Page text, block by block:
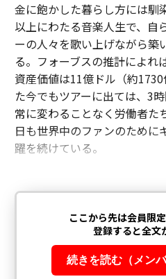
金に飽かした暮らし方には馴
以上にわたる音楽人生で、自
ーの人々を歌い上げながら築
る。フォーブスの推計によれ
資産価値は11億ドル（約
た今でもツアーに出ては、3
常に変わることなく労働者た
日も世界中のファンのために
躍を続けている。